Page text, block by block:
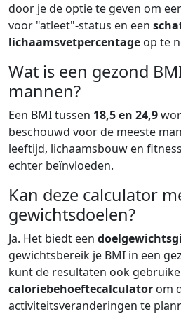
door je de optie te geven om
voor "atleet"-status en een
lichaamsvetpercentage op te
Wat is een gezond
mannen?
Een BMI tussen 18,5 en 24,9
beschouwd voor de meeste
leeftijd, lichaamsbouw en
echter beïnvloeden.
Kan deze calculator
gewichtsdoelen?
Ja. Het biedt een
gewichtsbereik je BMI in een
kunt de resultaten ook
caloriebehoeftecalculator om
activiteitsveranderingen te